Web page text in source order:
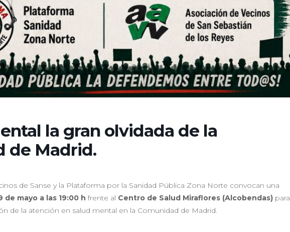
la gran olvidada de la
de Madrid.
de Sanse y la Plataforma por la Sanidad Pública Zona Norte convocan una
de mayo a las 19:00 h frente al Centro de Salud Miraflores (Alcobendas) para
de la atención en salud mental en la Comunidad de Madrid.